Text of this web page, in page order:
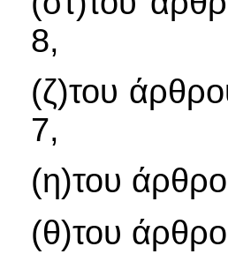
8,
(ζ)του
7,
(η)του
(θ)του